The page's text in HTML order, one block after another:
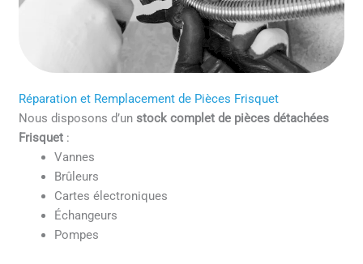
Réparation et Remplacement de Pièces Frisquet
Nous disposons d’unstock complet de pièces détachées
Frisquet :
Vannes
Brûleurs
Cartes électroniques
Échangeurs
Pompes